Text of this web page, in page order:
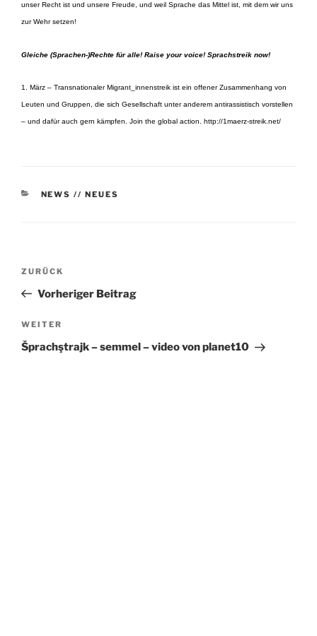
unser Recht ist und unsere Freude, und weil Sprache das Mittel ist, mit dem wir uns
zur Wehr setzen!
Gleiche (Sprachen-)Rechte für alle! Raise your voice! Sprachstreik now!
1. März – Transnationaler Migrant_innenstreik ist ein offener Zusammenhang von
Leuten und Gruppen, die sich Gesellschaft unter anderem antirassistisch vorstellen
– und dafür auch gern kämpfen. Join the global action. http://1maerz-streik.net/
KATEGORIEN
NEWS // NEUES
Beitragsnavigation
Vorheriger
Beitrag
ZURÜCK
Vorheriger Beitrag
Nächster
Beitrag
WEITER
Šprachştrajk – semmel – video von planet10